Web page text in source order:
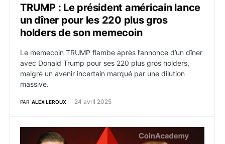
TRUMP : Le président américain lance
un dîner pour les 220 plus gros
holders de son memecoin
Le memecoin TRUMP flambe après l’annonce d’un dîner
avec Donald Trump pour ses 220 plus gros holders,
malgré un avenir incertain marqué par une dilution
massive.
PAR ALEX LEROUX 24 avril 2025
World Liberty vend des ETH à perte ? Une stratégie